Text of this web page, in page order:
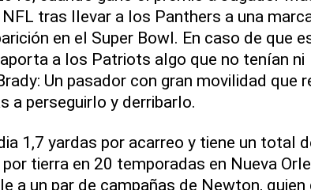
tras llevar a los Panthers a una
en el Super Bowl. En caso de que
a los Patriots algo que no tenían ni
Un pasador con gran movilidad que
a perseguirlo y derribarlo.
1,7 yardas por acarreo y tiene un total
tierra en 20 temporadas en Nueva
a un par de campañas de Newton, quien